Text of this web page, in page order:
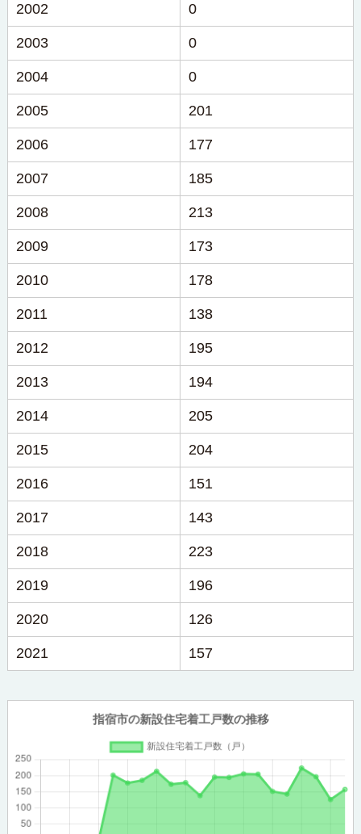
2002 0
2003 0
2004 0
2005 201
2006 177
2007 185
2008 213
2009 173
2010 178
2011 138
2012 195
2013 194
2014 205
2015 204
2016 151
2017 143
2018 223
2019 196
2020 126
2021 157